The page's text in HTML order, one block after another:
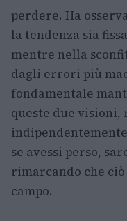
perdere. Ha
la tendenza sia
mentre nella
dagli errori più
fondamentale
queste due
se avessi perso,
rimarcando che
campo.